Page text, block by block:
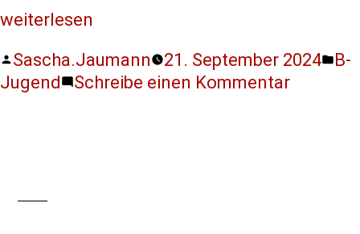
weiterlesen
Sascha.Jaumann
21. September 2024
B-
Jugend
Schreibe einen Kommentar